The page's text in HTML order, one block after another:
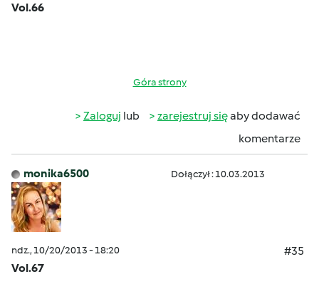
Vol.66
Góra strony
Zaloguj lub zarejestruj sięaby dodawać
komentarze
monika6500 Dołączył : 10.03.2013
ndz., 10/20/2013 - 18:20
#35
Vol.67